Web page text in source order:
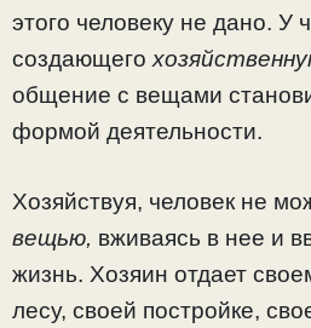
этого человеку не дано. У
создающего
общение с вещами
формой деятельности.
Хозяйствуя, человек не
вещью, вживаясь в нее и
жизнь. Хозяин отдает
лесу, своей постройке,